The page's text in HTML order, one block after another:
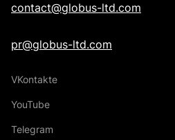
contact@globus-ltd.com
pr@globus-ltd.com
VKontakte
YouTube
Telegram